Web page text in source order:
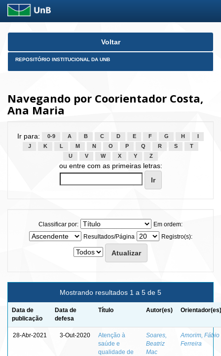
Skip
Voltar
REPOSITÓRIO INSTITUCIONAL DA UNB
Navegando por Coorientador Costa,
Ana Maria
Ir para: 0-9 A B C D E F G H
J
K L M N O P Q R S
T
U
V W X Y Z
ou entre com as primeiras letras:
Classificar por:
Em ordem:
Resultados/Página
Registro(s):
Mostrando resultados 1 a 5 de 5
Data de
publicação
Data de
defesa
Título Autor(es) Orientador(es)
28-Abr-2021 3-Out-2020
Atenção à
saúde e
qualidade de
Soares,
Beatriz
Mac
Amorim, Fábio
Ferreira